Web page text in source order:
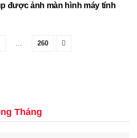
được ảnh màn hình máy tính
… 260
Tháng